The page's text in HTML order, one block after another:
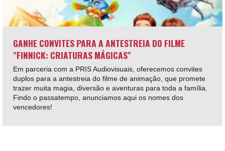
GANHE CONVITES PARA A ANTESTREIA DO FILME
"FINNICK: CRIATURAS MÁGICAS"
Em parceria com a PRIS Audiovisuais, oferecemos convites
duplos para a antestreia do filme de animação, que promete
trazer muita magia, diversão e aventuras para toda a família.
Findo o passatempo, anunciamos aqui os nomes dos
vencedores!